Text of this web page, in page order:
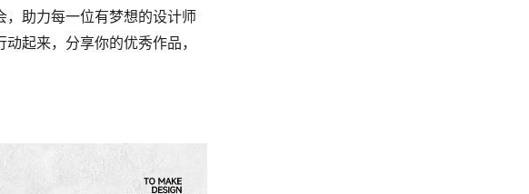
助力每一位有梦想的设计师
起来，分享你的优秀作品，